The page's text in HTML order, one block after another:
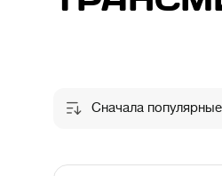
Сначала популярные